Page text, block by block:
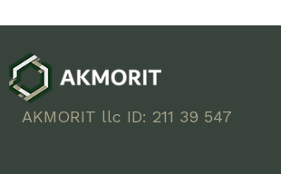
AKMORIT llc ID: 211 39 547